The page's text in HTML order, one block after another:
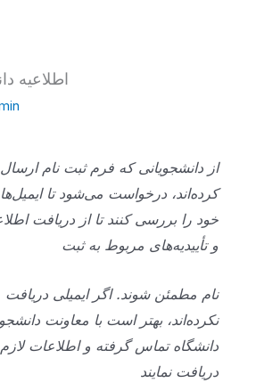
اطلاعیه
از دانشجویانی که فرم ثبت نام ارسال
کرده‌اند، درخواست می‌شود تا
خود را بررسی کنند تا از دریافت
و تأییدیه‌های مربوط به ثبت
نام مطمئن شوند. اگر ایمیلی دریافت
نکرده‌اند، بهتر است با معاونت
دانشگاه تماس گرفته و اطلاعات لازم
دریافت نمایند